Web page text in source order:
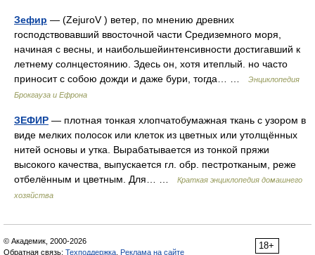
Зефир — (ZejuroV ) ветер, по мнению древних
господствовавший ввосточной части Средиземного моря,
начиная с весны, и наибольшейинтенсивности достигавший к
летнему солнцестоянию. Здесь он, хотя итеплый. но часто
приносит с собою дожди и даже бури, тогда… …
Энциклопедия
Брокгауза и Ефрона
ЗЕФИР — плотная тонкая хлопчатобумажная ткань с узором в
виде мелких полосок или клеток из цветных или утолщённых
нитей основы и утка. Вырабатывается из тонкой пряжи
высокого качества, выпускается гл. обр. пестротканым, реже
отбелённым и цветным. Для… …
Краткая энциклопедия домашнего
хозяйства
18+
© Академик, 2000-2026
Обратная связь: Техподдержка Реклама на сайте